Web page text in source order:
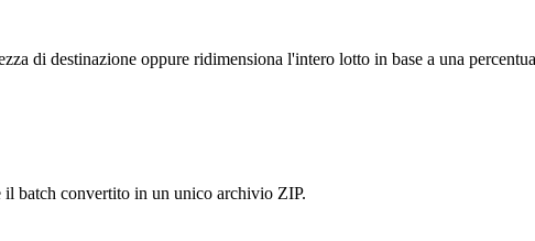
di destinazione oppure ridimensiona l'intero lotto in base a una
il batch convertito in un unico archivio ZIP.